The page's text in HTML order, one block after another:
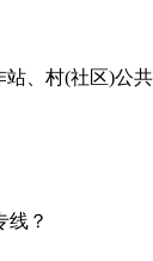
、村(社区)公
线？